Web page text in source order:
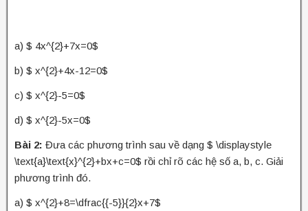
a) $ 4x^{2}+7x=0$
b) $ x^{2}+4x-12=0$
c) $ x^{2}-5=0$
d) $ x^{2}-5x=0$
Bài 2: Đưa các phương trình sau về dạng $ \displaystyle
\text{a}\text{x}^{2}+bx+c=0$ rồi chỉ rõ các hệ số a, b, c. Giải
phương trình đó.
a) $ x^{2}+8=\dfrac{{-5}}{2}x+7$